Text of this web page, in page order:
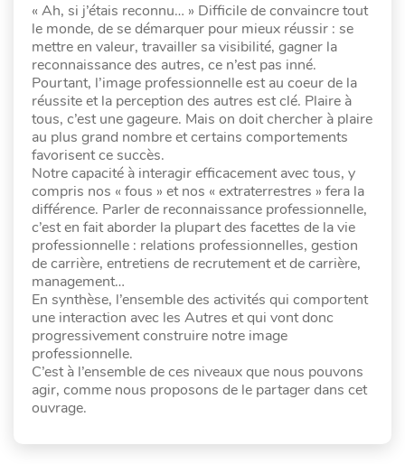
« Ah, si j’étais reconnu… » Difficile de convaincre tout
le monde, de se démarquer pour mieux réussir : se
mettre en valeur, travailler sa visibilité, gagner la
reconnaissance des autres, ce n’est pas inné.
Pourtant, l’image professionnelle est au coeur de la
réussite et la perception des autres est clé. Plaire à
tous, c’est une gageure. Mais on doit chercher à plaire
au plus grand nombre et certains comportements
favorisent ce succès.
Notre capacité à interagir efficacement avec tous, y
compris nos « fous » et nos « extraterrestres » fera la
différence. Parler de reconnaissance professionnelle,
c’est en fait aborder la plupart des facettes de la vie
professionnelle : relations professionnelles, gestion
de carrière, entretiens de recrutement et de carrière,
management…
En synthèse, l’ensemble des activités qui comportent
une interaction avec les Autres et qui vont donc
progressivement construire notre image
professionnelle.
C’est à l’ensemble de ces niveaux que nous pouvons
agir, comme nous proposons de le partager dans cet
ouvrage.